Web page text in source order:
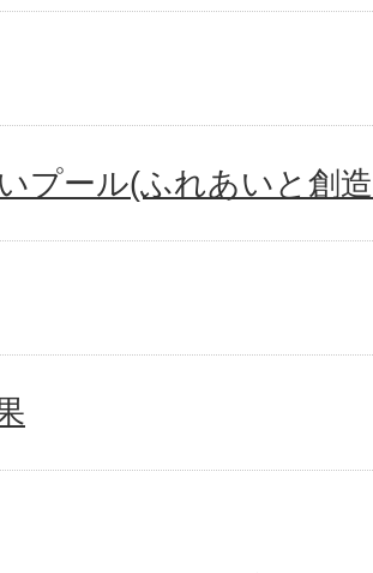
プール(ふれあいと創